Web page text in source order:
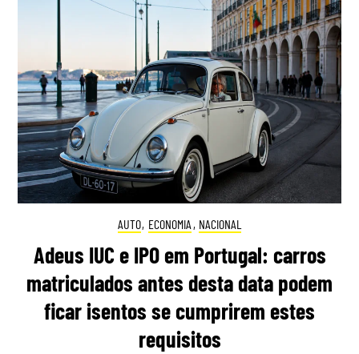
AUTO, ECONOMIA , NACIONAL
Adeus IUC e IPO em Portugal: carros
matriculados antes desta data podem
ficar isentos se cumprirem estes
requisitos